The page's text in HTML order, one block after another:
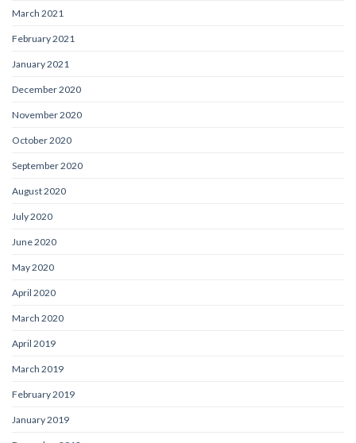
March 2021
February 2021
January 2021
December 2020
November 2020
October 2020
September 2020
August 2020
July 2020
June 2020
May 2020
April 2020
March 2020
April 2019
March 2019
February 2019
January 2019